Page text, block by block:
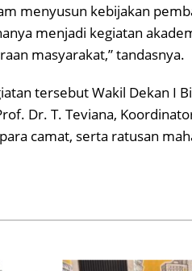
menyusun kebijakan
menjadi kegiatan
masyarakat,” tandasnya.
tersebut Wakil Dekan I
Dr. T. Teviana,
camat, serta ratusan